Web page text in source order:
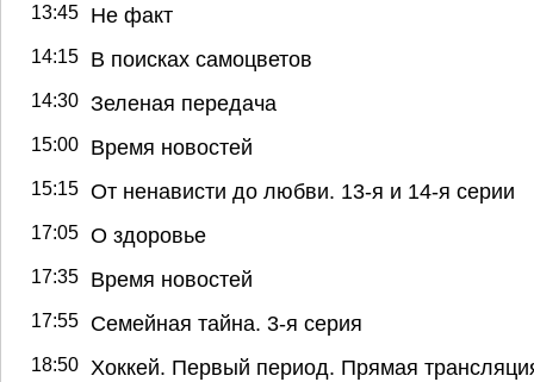
13:45 Не факт
14:15 В поисках самоцветов
14:30 Зеленая передача
15:00 Время новостей
15:15 От ненависти до любви. 13-я и 14-я серии
17:05 О здоровье
17:35 Время новостей
17:55 Семейная тайна. 3-я серия
18:50
Хоккей. Первый период. Прямая